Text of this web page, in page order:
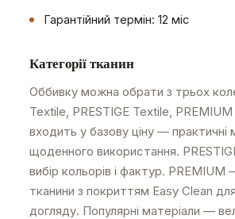
Гарантійний термін: 12 міс
Категорії тканин
Оббивку можна обрати з трьох
Textile, PRESTIGE Textile,
входить у базову ціну — практичні
щоденного використання.
вибір кольорів і фактур. PREMIUM
тканини з покриттям Easy Clean
догляду. Популярні матеріали —